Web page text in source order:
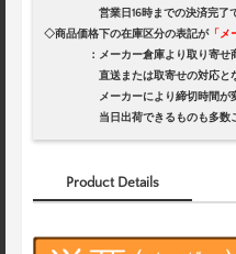
営業日16時までの決済完了で当
◇商品価格下の在庫区分の表記が「メ
：メーカー倉庫より取り寄せ商
直送または取寄せの対応とな
メーカーにより締切時間が変
当日出荷できるものも多数ご
Product Details